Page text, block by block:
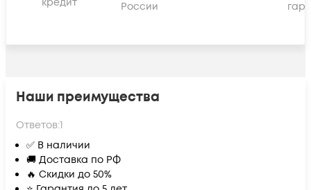
России
Наши преимущества
Ответов:1
✅ В наличии
🚚 Доставка по РФ
🔥 Скидки до 50%